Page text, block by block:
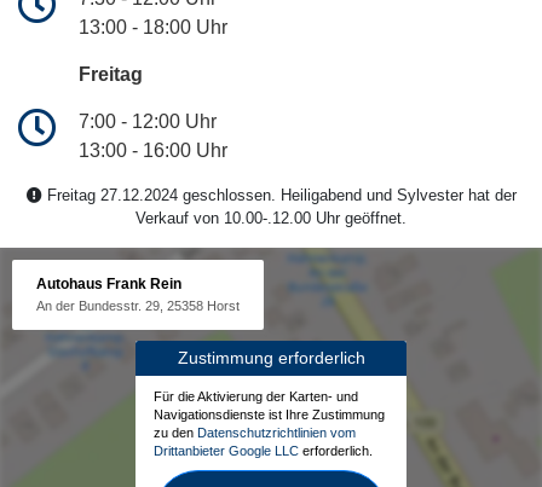
13:00 - 18:00 Uhr
Freitag
7:00 - 12:00 Uhr
13:00 - 16:00 Uhr
Freitag 27.12.2024 geschlossen. Heiligabend und Sylvester hat der
Verkauf von 10.00-.12.00 Uhr geöffnet.
Autohaus Frank Rein
An der Bundesstr. 29, 25358 Horst
Zustimmung erforderlich
Für die Aktivierung der Karten- und
Navigationsdienste ist Ihre Zustimmung
zu den Datenschutzrichtlinien vom
Drittanbieter Google LLC erforderlich.